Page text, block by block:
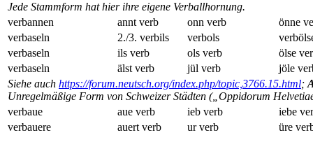
Jede Stammform hat hier ihre eigene Verballhornung.
verbannen
annt verb onn verb
önne
verbaseln
2./3. verbils verbols
verbaseln
ils verb ols verb
ölse
verbaseln
älst verb jül verb
jöle
Siehe auch https://forum.neutsch.org/index.php/topic,3766.15.html;
Unregelmäßige Form von Schweizer Städten („Oppidorum
verbaue
aue verb ieb verb
iebe
verbauere
auert verb ur verb
üre